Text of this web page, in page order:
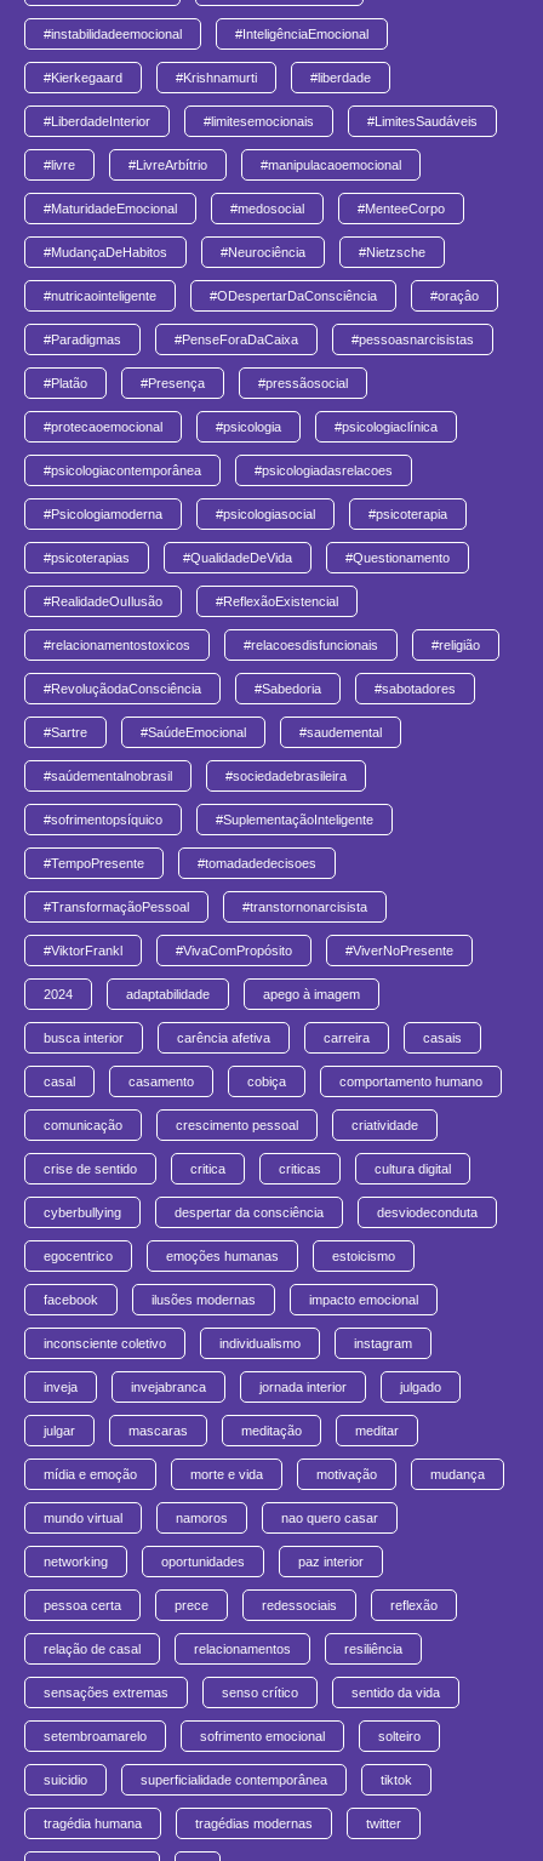
#instabilidadeemocional #InteligênciaEmocional
#Kierkegaard #Krishnamurti #liberdade
#LiberdadeInterior #limitesemocionais #LimitesSaudáveis
#livre #LivreArbítrio #manipulacaoemocional
#MaturidadeEmocional #medosocial #MenteeCorpo
#MudançaDeHabitos #Neurociência #Nietzsche
#nutricaointeligente #ODespertarDaConsciência #oraçâo
#Paradigmas #PenseForaDaCaixa #pessoasnarcisistas
#Platão #Presença #pressãosocial
#protecaoemocional #psicologia #psicologiaclínica
#psicologiacontemporânea #psicologiadasrelacoes
#Psicologiamoderna #psicologiasocial #psicoterapia
#psicoterapias #QualidadeDeVida #Questionamento
#RealidadeOuIlusão #ReflexãoExistencial
#relacionamentostoxicos #relacoesdisfuncionais #religião
#RevoluçãodaConsciência #Sabedoria #sabotadores
#Sartre #SaúdeEmocional #saudemental
#saúdementalnobrasil #sociedadebrasileira
#sofrimentopsíquico #SuplementaçãoInteligente
#TempoPresente #tomadadedecisoes
#TransformaçãoPessoal #transtornonarcisista
#ViktorFrankl #VivaComPropósito #ViverNoPresente
2024 adaptabilidade apego à imagem
busca interior carência afetiva carreira casais
casal casamento cobiça comportamento humano
comunicação crescimento pessoal criatividade
crise de sentido critica criticas cultura digital
cyberbullying despertar da consciência desviodeconduta
egocentrico emoções humanas estoicismo
facebook ilusões modernas impacto emocional
inconsciente coletivo individualismo instagram
inveja invejabranca jornada interior julgado
julgar mascaras meditação meditar
mídia e emoção morte e vida motivação mudança
mundo virtual namoros nao quero casar
networking oportunidades paz interior
pessoa certa prece redessociais reflexão
relação de casal relacionamentos resiliência
sensações extremas senso crítico sentido da vida
setembroamarelo sofrimento emocional solteiro
suicidio superficialidade contemporânea tiktok
tragédia humana tragédias modernas twitter